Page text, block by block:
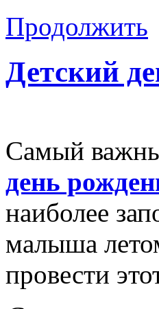
Продолжить
Детский
Самый
день
наиболее
малыша
провести